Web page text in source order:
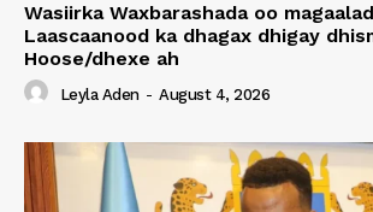
Wasiirka Waxbarashada oo
Laascaanood ka dhagax dhigay
Hoose/dhexe ah
Leyla Aden - August 4, 2026